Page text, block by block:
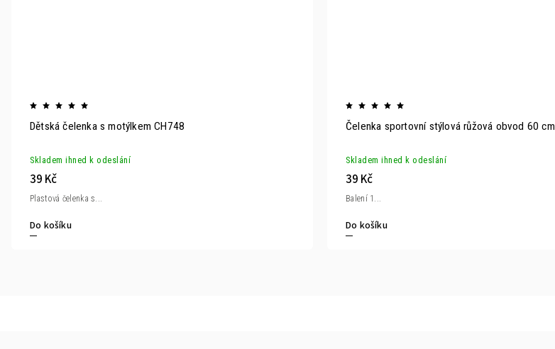
Dětská čelenka s motýlkem CH748
Skladem ihned k odeslání
39 Kč
Do košíku
Plastová čelenka s...
Čelenka sportovní stýlová růžová obvod 60 cm
Skladem ihned k odeslání
39 Kč
Do košíku
Balení 1...